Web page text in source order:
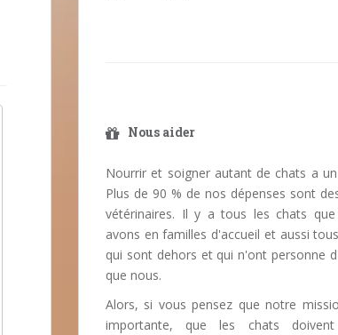
Nous aider
Nourrir et soigner autant de chats a
Plus de 90 % de nos dépenses sont
vétérinaires. Il y a tous les chats que
avons en familles d'accueil et aussi
qui sont dehors et qui n'ont personne
que nous.
Alors, si vous pensez que notre
importante, que les chats